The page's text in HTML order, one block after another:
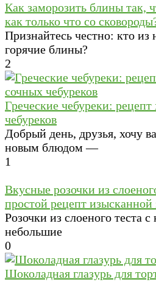
Как заморозить блины так,
как только что со
Признайтесь честно: кто
горячие блины?
2
Греческие чебуреки:
чебуреков
Добрый день, друзья, хочу
новым блюдом —
1
Вкусные розочки из
простой рецепт изысканной
Розочки из слоеного теста с
небольшие
0
Шоколадная глазурь для